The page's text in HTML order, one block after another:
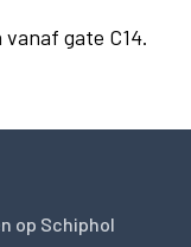
gate C14.
op Schiphol